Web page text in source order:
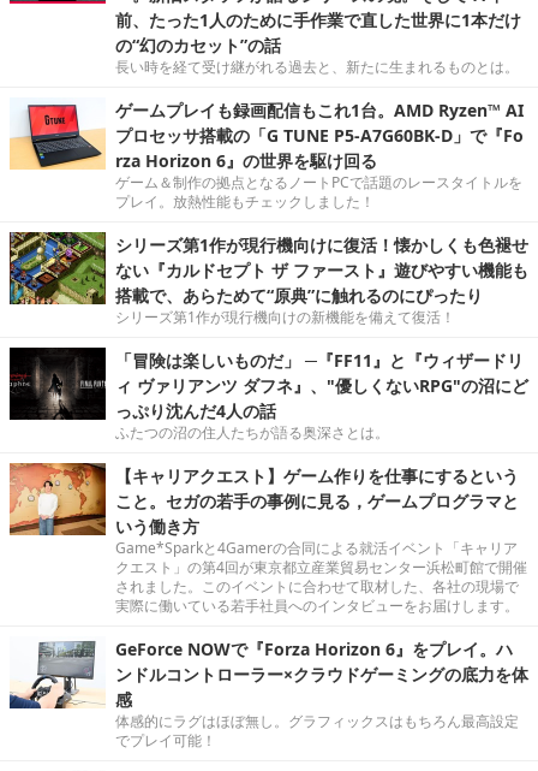
前、たった1人のために手作業で直した世界に1本だけ
の“幻のカセット”の話
長い時を経て受け継がれる過去と、新たに生まれるものとは。
ゲームプレイも録画配信もこれ1台。AMD Ryzen™ AI
プロセッサ搭載の「G TUNE P5-A7G60BK-D」で『Fo
rza Horizon 6』の世界を駆け回る
ゲーム＆制作の拠点となるノートPCで話題のレースタイトルを
プレイ。放熱性能もチェックしました！
シリーズ第1作が現行機向けに復活！懐かしくも色褪せ
ない『カルドセプト ザ ファースト』遊びやすい機能も
搭載で、あらためて“原典”に触れるのにぴったり
シリーズ第1作が現行機向けの新機能を備えて復活！
「冒険は楽しいものだ」 ─『FF11』と『ウィザードリ
ィ ヴァリアンツ ダフネ』、"優しくないRPG"の沼にど
っぷり沈んだ4人の話
ふたつの沼の住人たちが語る奥深さとは。
【キャリアクエスト】ゲーム作りを仕事にするという
こと。セガの若手の事例に見る，ゲームプログラマと
いう働き方
Game*Sparkと4Gamerの合同による就活イベント「キャリア
クエスト」の第4回が東京都立産業貿易センター浜松町館で開催
されました。このイベントに合わせて取材した、各社の現場で
実際に働いている若手社員へのインタビューをお届けします。
GeForce NOWで『Forza Horizon 6』をプレイ。ハ
ンドルコントローラー×クラウドゲーミングの底力を体
感
体感的にラグはほぼ無し。グラフィックスはもちろん最高設定
でプレイ可能！